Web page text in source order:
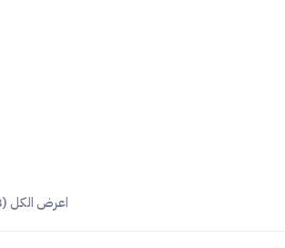
اعرض الكل (8) ←